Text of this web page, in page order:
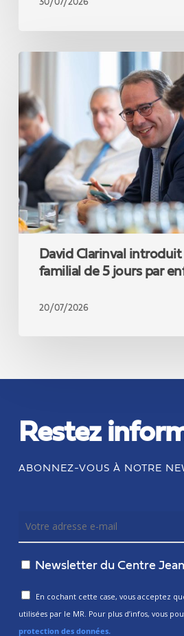
30/07/2026
introduit
un
crédit
familial
de
5
jours
par
enfant
David Clarinval
familial de 5 jours par
20/07/2026
Restez
ABONNEZ-VOUS À NOTRE
Newsletter du Centre Jean
En cochant cette case, vous acceptez
utilisées par le MR. Pour plus d’infos, vous
protection des données.